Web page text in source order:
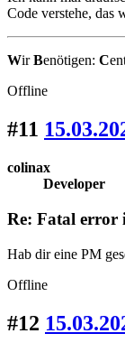
Code verstehe, das
WirBenötigen: C
Offline
#11
colinax
Developer
Re: Fatal error
Hab dir eine PM
Offline
#12